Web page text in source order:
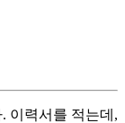
이력서를 적는데,